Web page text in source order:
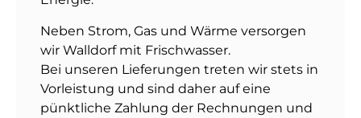
Neben Strom, Gas und Wärme versorgen
wir Walldorf mit Frischwasser.
Bei unseren Lieferungen treten wir stets in
Vorleistung und sind daher auf eine
pünktliche Zahlung der Rechnungen und